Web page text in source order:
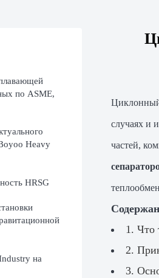
по ASME,
Heavy
HRSG
на
случаях и
частей,
1. Что
2.
3.